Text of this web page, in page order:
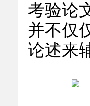
考验论
并不仅
论述来